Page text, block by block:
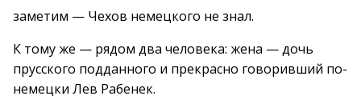
заметим — Чехов немецкого не знал.
К тому же — рядом два человека: жена — дочь
прусского подданного и прекрасно говоривший по-
немецки Лев Рабенек.